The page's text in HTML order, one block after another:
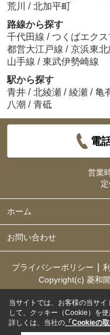
荒川 / 北加平町
路線から探す
千代田線 / つくばエクス
都営大江戸線 / 京浜東北
山手線 / 東武伊勢崎線
駅から探す
青井 / 北綾瀬 / 綾瀬 / 亀
八潮 / 青砥
電
営業
定
ホーム
お問い合わせ
プライバシーポリシー
Copyright(c) 菱和
当サイトでは、お客様の当サ
して、クッキー（Cookie）を使
詳しくは、当社の 「Cookieの